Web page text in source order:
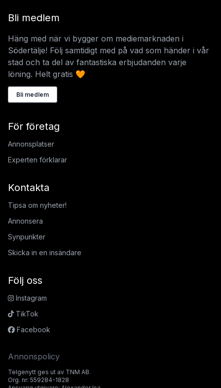
Bli medlem
Häng med när vi bygger om mediemarknaden i
Södertälje! Följ samtidigt med på vad som händer i vår
stad och ta del av fantastiska erbjudanden varje
löning. Helt gratis 🧡
Bli medlem
För företag
Annonsplatser
Experten förklarar
Kontakta
Tipsa om nyheter!
Annonsera
Synpunkter
Skicka in en insändare
Följ oss
Instagram
TikTok
Facebook
Annonspolicy
Telgenytt ges ut av TNM AB.
Org. nr: 559284-1828